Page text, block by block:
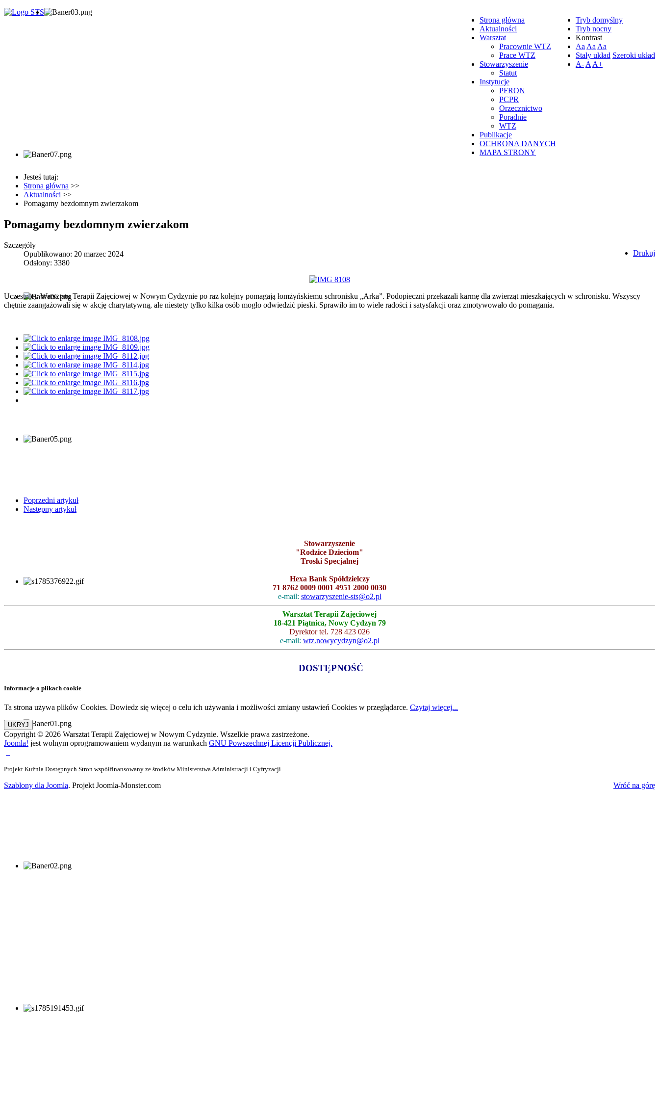
Tryb domyślny
Tryb nocny
Kontrast
Aa Aa Aa
Stały układ Szeroki układ
A- A A+
Strona główna
Aktualności
Warsztat
Pracownie WTZ
Prace WTZ
Stowarzyszenie
Statut
Instytucje
PFRON
PCPR
Orzecznictwo
Poradnie
WTZ
Publikacje
OCHRONA DANYCH
MAPA STRONY
Jesteś tutaj:
Strona główna >>
Aktualności >>
Pomagamy bezdomnym zwierzakom
Pomagamy bezdomnym zwierzakom
Drukuj
Szczegóły
Opublikowano: 20 marzec 2024
Odsłony: 3380
Uczestnicy Warsztatu Terapii Zajęciowej w Nowym Cydzynie po raz kolejny pomagają łomżyńskiemu schronisku „Arka”. Podopieczni przekazali karmę dla zwierząt mieszkających w schronisku. Wszyscy
chętnie zaangażowali się w akcję charytatywną, ale niestety tylko kilka osób mogło odwiedzić pieski. Sprawiło im to wiele radości i satysfakcji oraz zmotywowało do pomagania.
Poprzedni artykuł
Następny artykuł
Stowarzyszenie
"Rodzice Dzieciom"
Troski Specjalnej
Hexa Bank Spółdzielczy
71 8762 0009 0001 4951 2000 0030
e-mail: stowarzyszenie-sts@o2.pl
Warsztat Terapii Zajęciowej
18-421 Piątnica, Nowy Cydzyn 79
Dyrektor tel. 728 423 026
e-mail: wtz.nowycydzyn@o2.pl
DOSTĘPNOŚĆ
Informacje o plikach cookie
Ta strona używa plików Cookies. Dowiedz się więcej o celu ich używania i możliwości zmiany ustawień Cookies w przeglądarce. Czytaj więcej...
Copyright © 2026 Warsztat Terapii Zajęciowej w Nowym Cydzynie. Wszelkie prawa zastrzeżone.
Joomla! jest wolnym oprogramowaniem wydanym na warunkach GNU Powszechnej Licencji Publicznej.
Projekt Kuźnia Dostępnych Stron współfinansowany ze środków Ministerstwa Administracji i Cyfryzacji
Szablony dla Joomla. Projekt Joomla-Monster.com Wróć na górę